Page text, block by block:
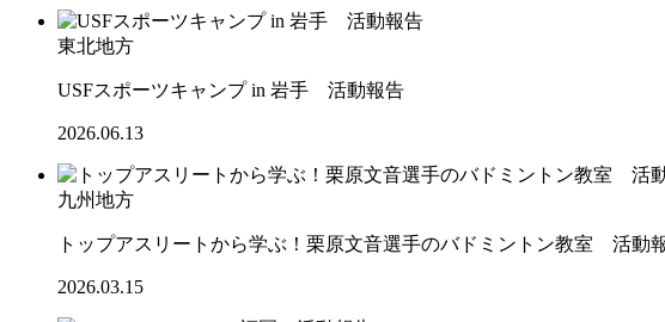
東北地方
USFスポーツキャンプ in 岩手 活動報告
2026.06.13
九州地方
トップアスリートから学ぶ！栗原文音選手のバドミントン教室 活動
2026.03.15